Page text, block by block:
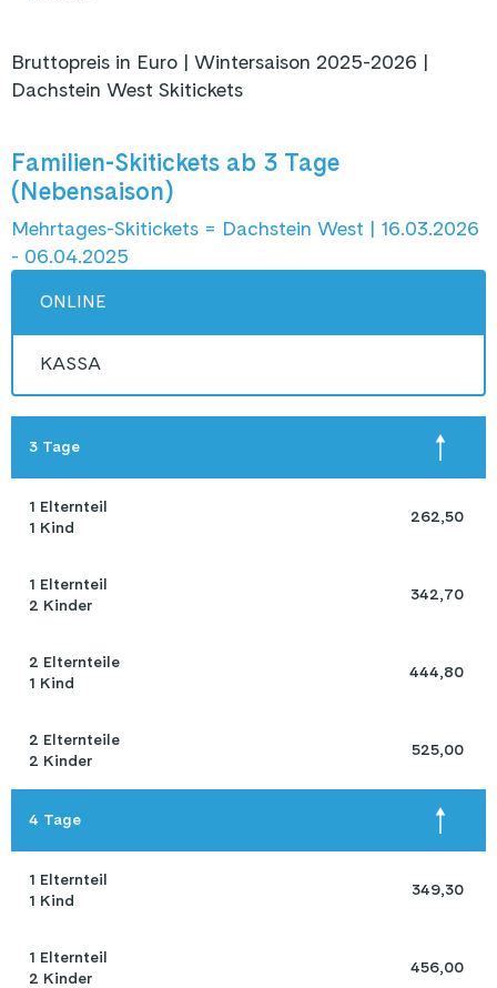
Bruttopreis in Euro | Wintersaison 2025-2026 |
Dachstein West Skitickets
Familien-Skitickets ab 3 Tage
(Nebensaison)
Mehrtages-Skitickets = Dachstein West | 16.03.2026
- 06.04.2025
ONLINE
KASSA
3 Tage
1 Elternteil
1 Kind
262,50
1 Elternteil
2 Kinder
342,70
2 Elternteile
1 Kind
444,80
2 Elternteile
2 Kinder
525,00
4 Tage
1 Elternteil
1 Kind
349,30
1 Elternteil
2 Kinder
456,00